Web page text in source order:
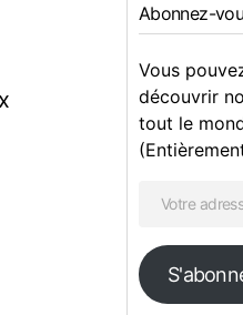
Abonnez-
Vous
découvrir
tout le